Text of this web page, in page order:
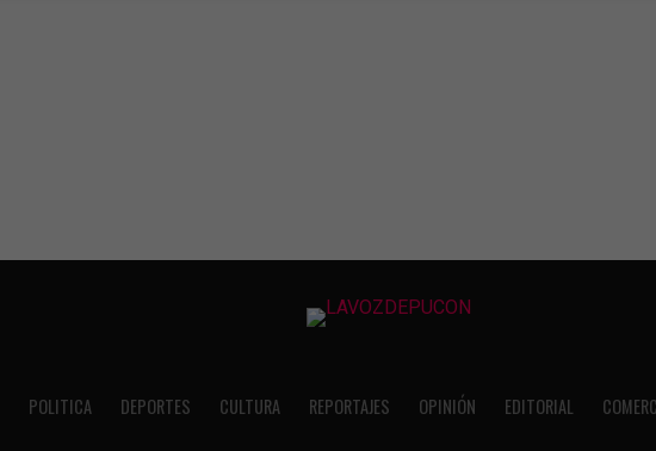
POLITICA DEPORTES CULTURA REPORTAJES OPINIÓN EDITORIAL